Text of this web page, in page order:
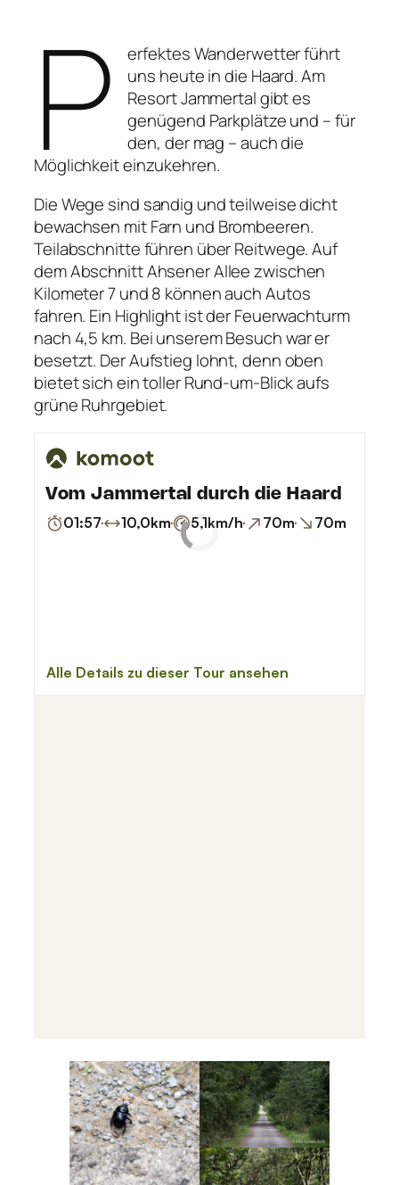
P
erfektes Wanderwetter führt
uns heute in die Haard. Am
Resort Jammertal gibt es
genügend Parkplätze und – für
den, der mag – auch die
Möglichkeit einzukehren.
Die Wege sind sandig und teilweise dicht
bewachsen mit Farn und Brombeeren.
Teilabschnitte führen über Reitwege. Auf
dem Abschnitt Ahsener Allee zwischen
Kilometer 7 und 8 können auch Autos
fahren. Ein Highlight ist der Feuerwachturm
nach 4,5 km. Bei unserem Besuch war er
besetzt. Der Aufstieg lohnt, denn oben
bietet sich ein toller Rund-um-Blick aufs
grüne Ruhrgebiet.